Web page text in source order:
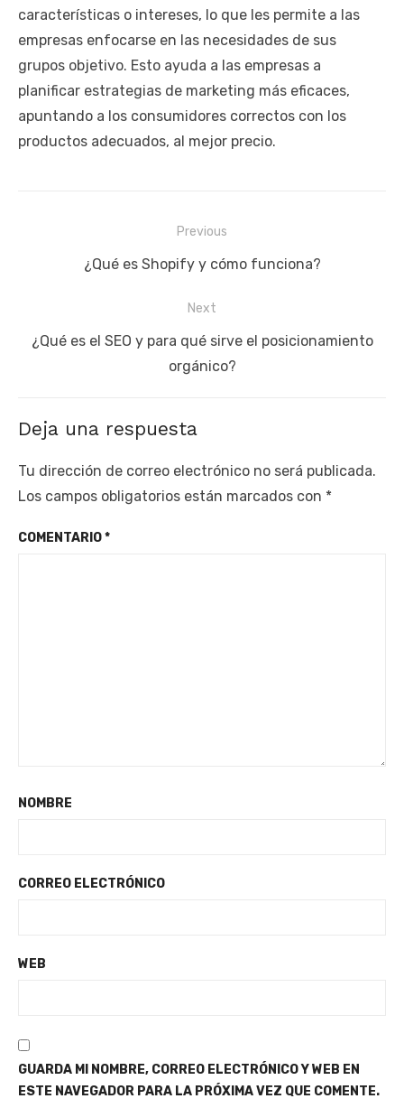
características o intereses, lo que les permite a las
empresas enfocarse en las necesidades de sus
grupos objetivo. Esto ayuda a las empresas a
planificar estrategias de marketing más eficaces,
apuntando a los consumidores correctos con los
productos adecuados, al mejor precio.
Previous
Previous
¿Qué es Shopify y cómo funciona?
Next
Next
¿Qué es el SEO y para qué sirve el posicionamiento
orgánico?
Deja una respuesta
Tu dirección de correo electrónico no será publicada.
Los campos obligatorios están marcados con *
COMENTARIO*
NOMBRE
CORREO ELECTRÓNICO
WEB
GUARDA MI NOMBRE, CORREO ELECTRÓNICO Y WEB EN
ESTE NAVEGADOR PARA LA PRÓXIMA VEZ QUE COMENTE.